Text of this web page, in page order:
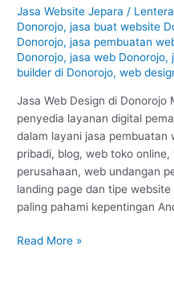
Jasa Website Jepara /
Donorojo,jasa buat website
Donorojo,jasa pembuatan
Donorojo,jasa web Donorojo,
builder di Donorojo,web
Jasa Web Design di Donorojo
penyedia layanan digital
dalam layani jasa pembuatan
pribadi, blog, web toko
perusahaan, web undangan
landing page dan tipe
paling pahami kepentingan
–
Jepara
:
Murah
Berkualitas
#1
Read More »